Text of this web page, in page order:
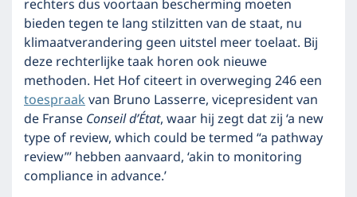
rechters dus voortaan bescherming moeten
bieden tegen te lang stilzitten van de staat, nu
klimaatverandering geen uitstel meer toelaat. Bij
deze rechterlijke taak horen ook nieuwe
methoden. Het Hof citeert in overweging 246 een
toespraakvan Bruno Lasserre, vicepresident van
de FranseConseil d’État, waar hij zegt dat zij ‘a new
type of review, which could be termed “a pathway
review”’ hebben aanvaard, ‘akin to monitoring
compliance in advance.’